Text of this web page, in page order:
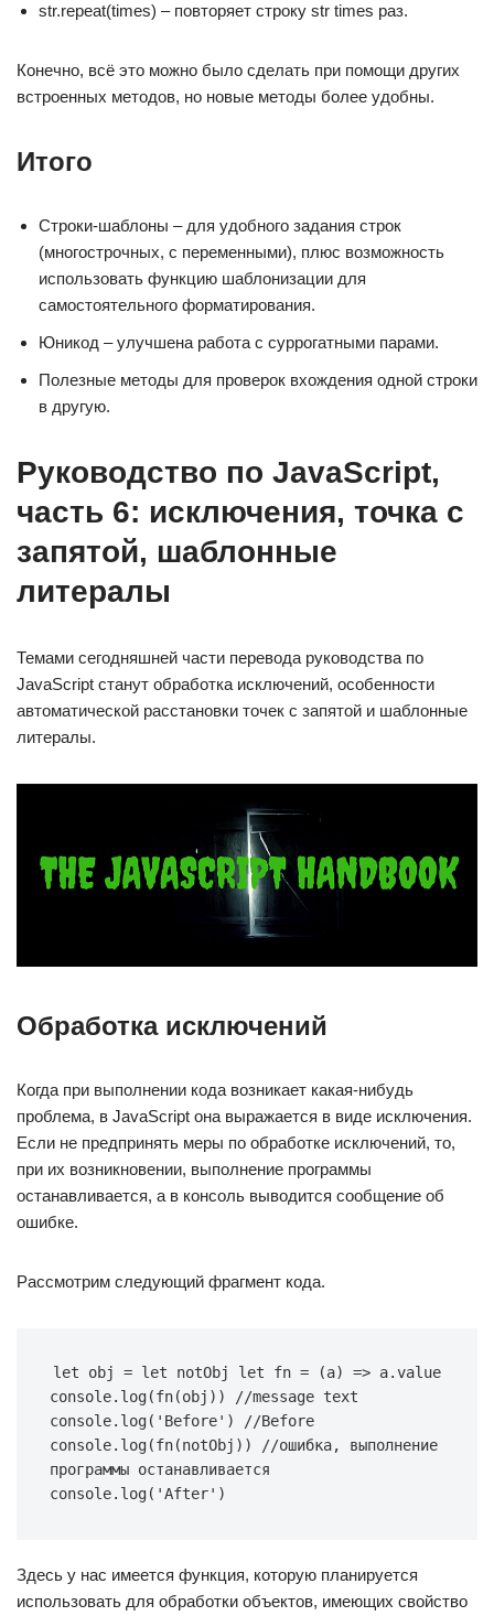
str.repeat(times) – повторяет строку str times раз.
Конечно, всё это можно было сделать при помощи других
встроенных методов, но новые методы более удобны.
Итого
Строки-шаблоны – для удобного задания строк
(многострочных, с переменными), плюс возможность
использовать функцию шаблонизации для
самостоятельного форматирования.
Юникод – улучшена работа с суррогатными парами.
Полезные методы для проверок вхождения одной строки
в другую.
Руководство по JavaScript,
часть 6: исключения, точка с
запятой, шаблонные
литералы
Темами сегодняшней части перевода руководства по
JavaScript станут обработка исключений, особенности
автоматической расстановки точек с запятой и шаблонные
литералы.
Обработка исключений
Когда при выполнении кода возникает какая-нибудь
проблема, в JavaScript она выражается в виде исключения.
Если не предпринять меры по обработке исключений, то,
при их возникновении, выполнение программы
останавливается, а в консоль выводится сообщение об
ошибке.
Рассмотрим следующий фрагмент кода.
let obj = let notObj let fn = (a) => a.value
console.log(fn(obj)) //message text
console.log('Before') //Before
console.log(fn(notObj)) //ошибка, выполнение
программы останавливается
console.log('After')
Здесь у нас имеется функция, которую планируется
использовать для обработки объектов, имеющих свойство